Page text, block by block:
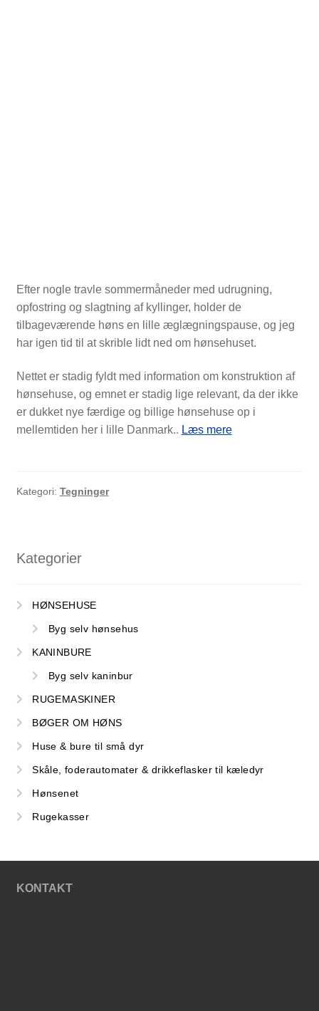
Efter nogle travle sommermåneder med udrugning,
opfostring og slagtning af kyllinger, holder de
tilbageværende høns en lille æglægningspause, og jeg
har igen tid til at skrible lidt ned om hønsehuset.
Nettet er stadig fyldt med information om konstruktion af
hønsehuse, og emnet er stadig lige relevant, da der ikke
er dukket nye færdige og billige hønsehuse op i
mellemtiden her i lille Danmark.. Læs mereFlere
Kategori: Tegninger
Kategorier
HØNSEHUSE
Byg selv hønsehus
KANINBURE
Byg selv kaninbur
RUGEMASKINER
BØGER OM HØNS
Huse & bure til små dyr
Skåle, foderautomater & drikkeflasker til kæledyr
Hønsenet
Rugekasser
KONTAKT